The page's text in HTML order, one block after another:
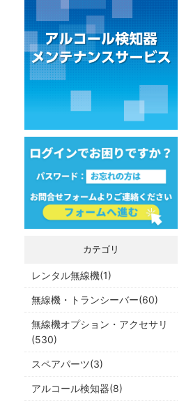
カテゴリ
レンタル無線機(1)
無線機・トランシーバー(60)
無線機オプション・アクセサリ
(530)
スペアパーツ(3)
アルコール検知器(8)